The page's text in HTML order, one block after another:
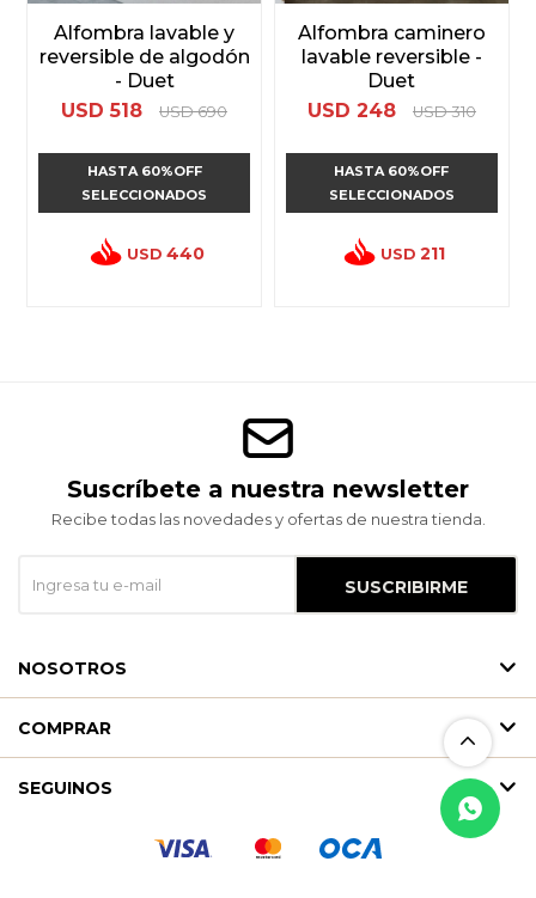
Alfombra lavable y
reversible de algodón
- Duet
USD 518 USD 690
HASTA 60%OFF
SELECCIONADOS
USD 440
Alfombra caminero
lavable reversible -
Duet
USD 248 USD 310
HASTA 60%OFF
SELECCIONADOS
USD 211
Suscríbete a nuestra newsletter
Recibe todas las novedades y ofertas de nuestra tienda.
SUSCRIBIRME
NOSOTROS
COMPRAR
SEGUINOS